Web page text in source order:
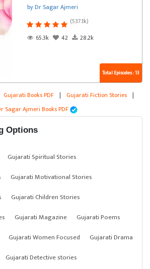
by Dr Sagar Ajmeri
(537.1k)
65.3k
42 28.2k
Total Episodes : 13
Gujarati Books PDF | Gujarati Fiction Stories |
Sagar Ajmeri Books PDF
Options
Gujarati Spiritual Stories
Gujarati Motivational Stories
Gujarati Children Stories
Gujarati Magazine
Gujarati Poems
Gujarati Women Focused
Gujarati Drama
Gujarati Detective stories